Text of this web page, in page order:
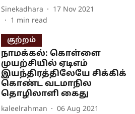
Sinekadhara
17 Nov 2021
1 min read
குற்றம்
நாமக்கல்: கொள்ளை
முயற்சியில் ஏடிஎம்
இயந்திரத்திலேயே சிக்கிக்
கொண்ட வடமாநில
தொழிலாளி கைது
kaleelrahman
06 Aug 2021